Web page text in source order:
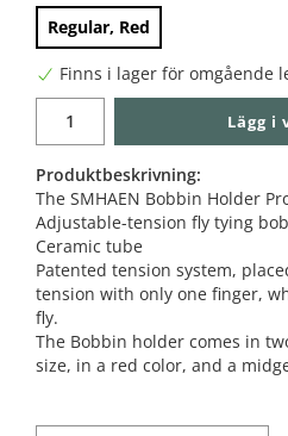
Regular, Red
Finns i lager för omgående
Lägg i
Produktbeskrivning:
The SMHAEN Bobbin Holder
Adjustable-tension fly tying
Ceramic tube
Patented tension system,
tension with only one finger,
fly.
The Bobbin holder comes in
size, in a red color, and a